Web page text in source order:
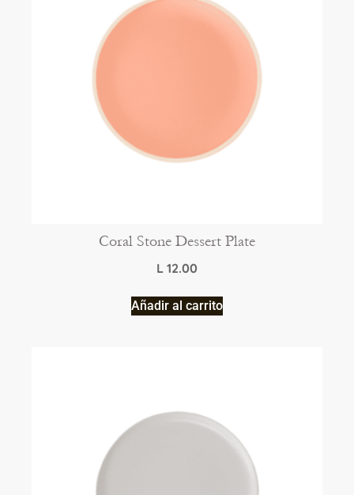
Coral Stone Dessert Plate
L 12.00
Añadir al carrito